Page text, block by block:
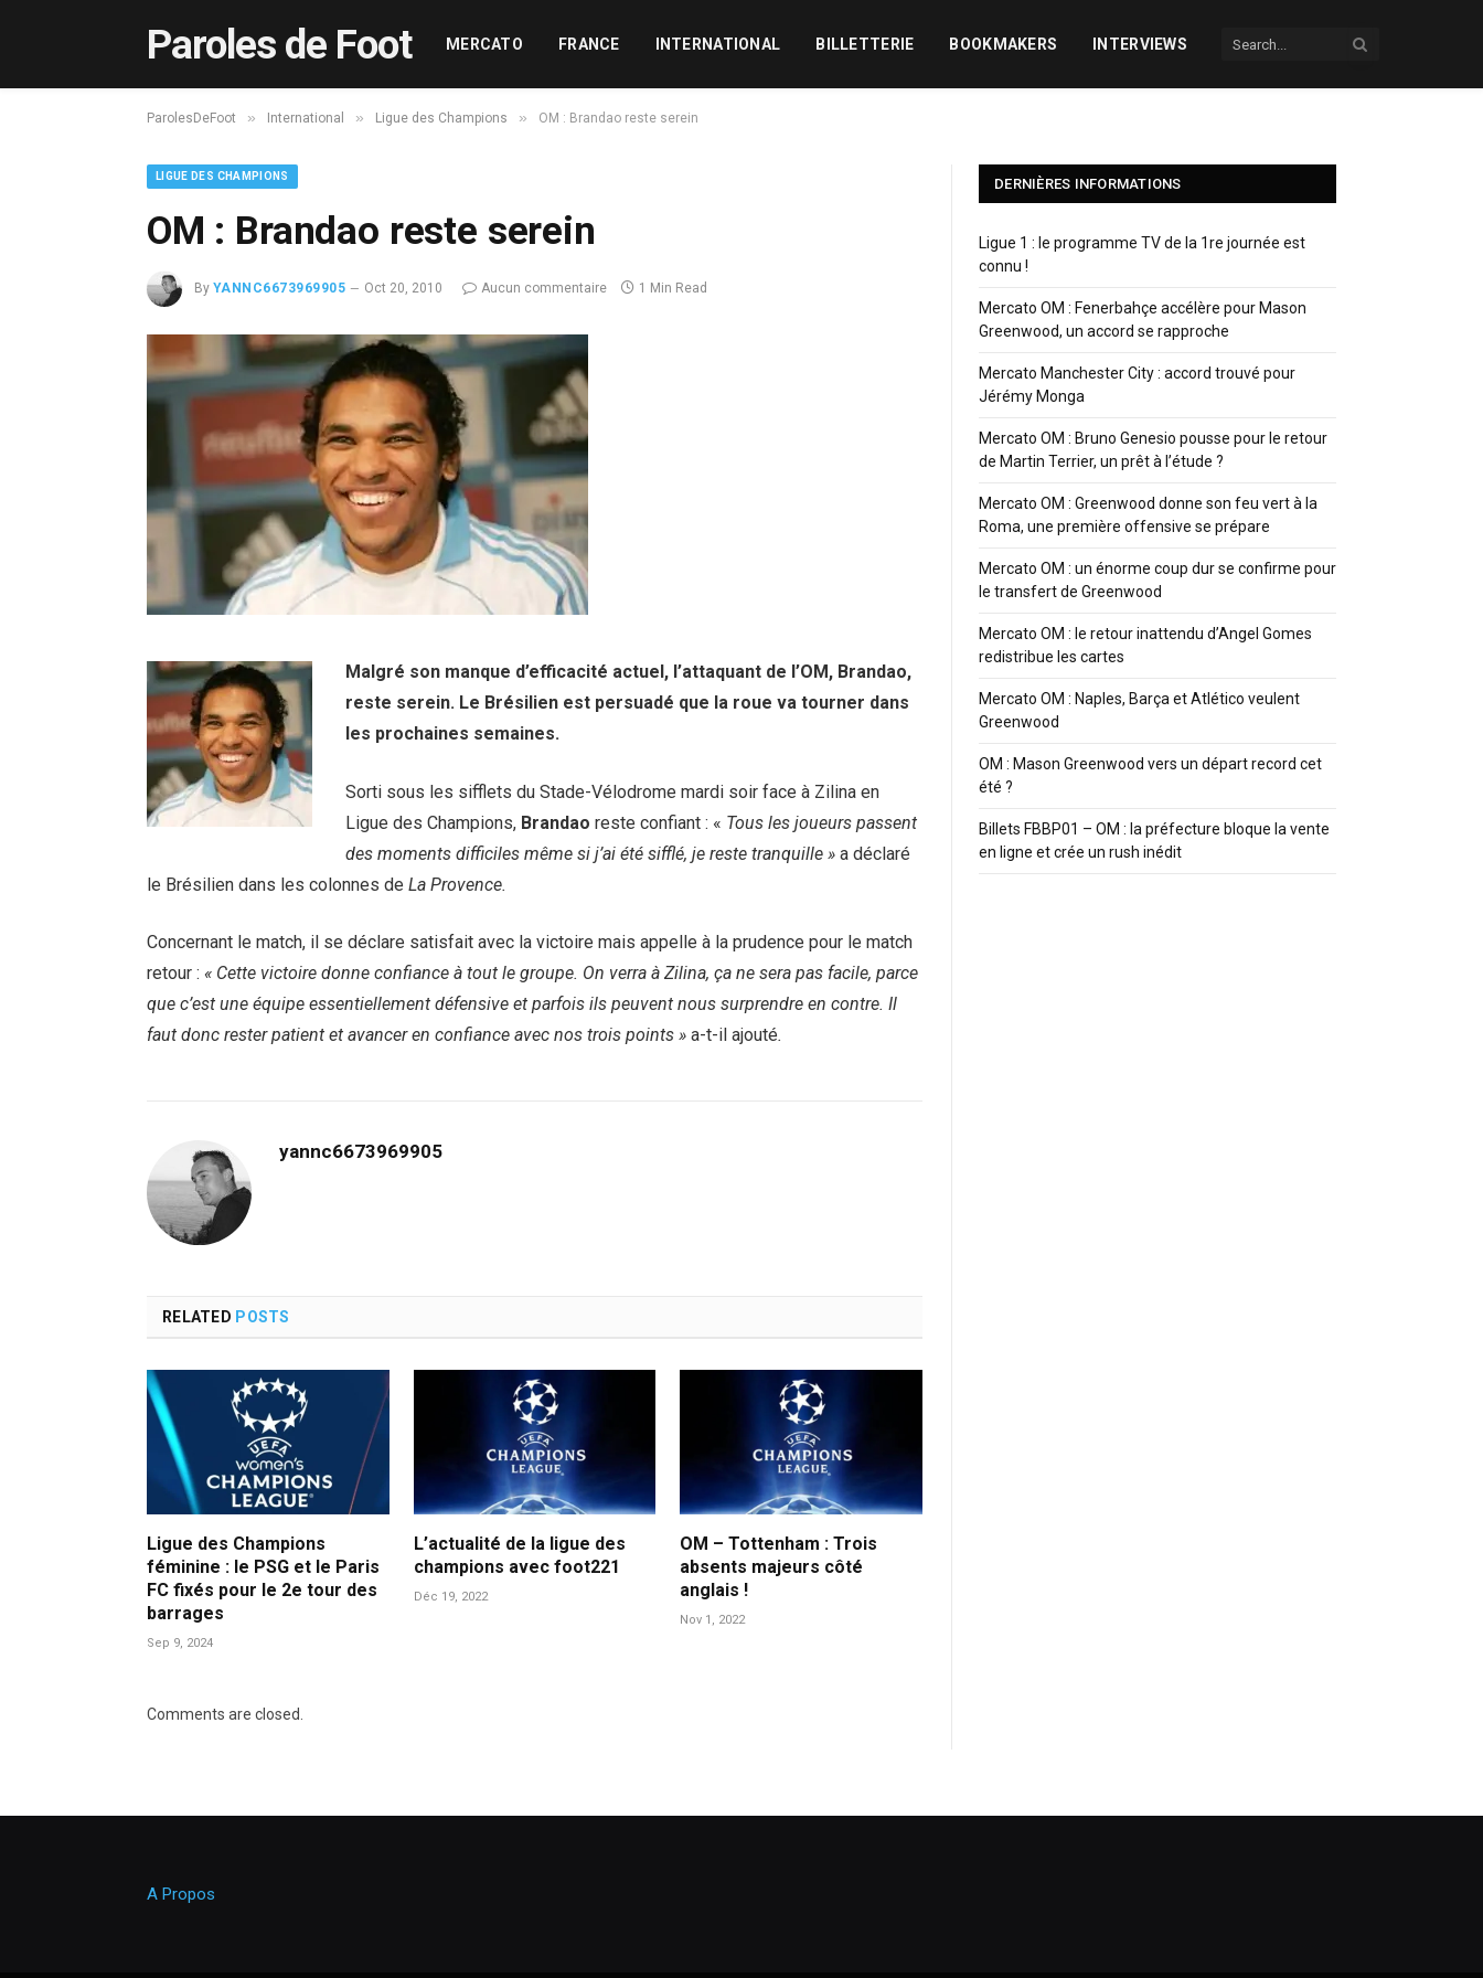
Paroles de Foot MERCATO FRANCE INTERNATIONAL BILLETTERIE BOOKMAKERS INTERVIEWS
ParolesDeFoot » International » Ligue des Champions » OM : Brandao reste serein
LIGUE DES CHAMPIONS
OM : Brandao reste serein
By YANNC6673969905 Oct 20, 2010 Aucun commentaire 1 Min Read
Malgré son manque d’efficacité actuel, l’attaquant de l’OM, Brandao,
reste serein. Le Brésilien est persuadé que la roue va tourner dans
les prochaines semaines.
Sorti sous les sifflets du Stade-Vélodrome mardi soir face à Zilina en
Ligue des Champions, Brandao reste confiant : « Tous les joueurs passent
des moments difficiles même si j’ai été sifflé, je reste tranquille » a déclaré
le Brésilien dans les colonnes de La Provence.
Concernant le match, il se déclare satisfait avec la victoire mais appelle à la prudence pour le match
retour : « Cette victoire donne confiance à tout le groupe. On verra à Zilina, ça ne sera pas facile, parce
que c’est une équipe essentiellement défensive et parfois ils peuvent nous surprendre en contre. Il
faut donc rester patient et avancer en confiance avec nos trois points » a-t-il ajouté.
yannc6673969905
RELATED POSTS
Ligue des Champions
féminine : le PSG et le Paris
FC fixés pour le 2e tour des
barrages
Sep 9, 2024
L’actualité de la ligue des
champions avec foot221
Déc 19, 2022
OM – Tottenham : Trois
absents majeurs côté
anglais !
Nov 1, 2022
Comments are closed.
DERNIÈRES INFORMATIONS
Ligue 1 : le programme TV de la 1re journée est
connu !
Mercato OM : Fenerbahçe accélère pour Mason
Greenwood, un accord se rapproche
Mercato Manchester City : accord trouvé pour
Jérémy Monga
Mercato OM : Bruno Genesio pousse pour le retour
de Martin Terrier, un prêt à l’étude ?
Mercato OM : Greenwood donne son feu vert à la
Roma, une première offensive se prépare
Mercato OM : un énorme coup dur se confirme pour
le transfert de Greenwood
Mercato OM : le retour inattendu d’Angel Gomes
redistribue les cartes
Mercato OM : Naples, Barça et Atlético veulent
Greenwood
OM : Mason Greenwood vers un départ record cet
été ?
Billets FBBP01 – OM : la préfecture bloque la vente
en ligne et crée un rush inédit
A Propos